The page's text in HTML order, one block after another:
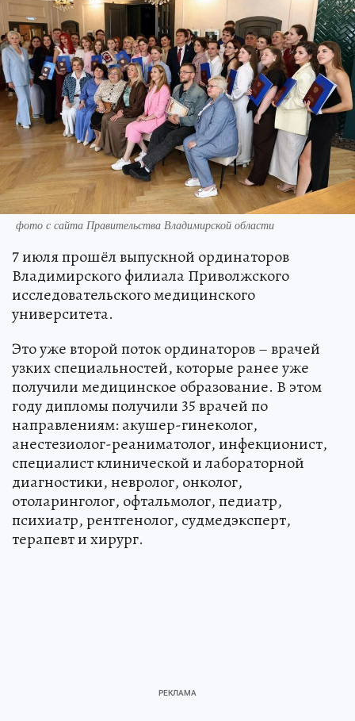
фото с сайта Правительства Владимирской области
7 июля прошёл выпускной ординаторов
Владимирского филиала Приволжского
исследовательского медицинского
университета.
Это уже второй поток ординаторов – врачей
узких специальностей, которые ранее уже
получили медицинское образование. В этом
году дипломы получили 35 врачей по
направлениям: акушер-гинеколог,
анестезиолог-реаниматолог, инфекционист,
специалист клинической и лабораторной
диагностики, невролог, онколог,
отоларинголог, офтальмолог, педиатр,
психиатр, рентгенолог, судмедэксперт,
терапевт и хирург.